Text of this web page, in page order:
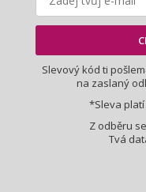
Slevový kód ti
na zaslaný
*Sleva platí
Z odběru
Tvá